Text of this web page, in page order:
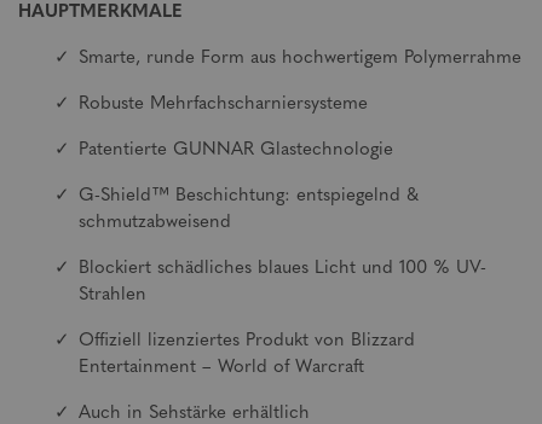
HAUPTMERKMALE
Smarte, runde Form aus hochwertigem Polymerrahme
Robuste Mehrfachscharniersysteme
Patentierte GUNNAR Glastechnologie
G-Shield™ Beschichtung: entspiegelnd &
schmutzabweisend
Blockiert schädliches blaues Licht und 100 % UV-
Strahlen
Offiziell lizenziertes Produkt von Blizzard
Entertainment – World of Warcraft
Auch in Sehstärke erhältlich